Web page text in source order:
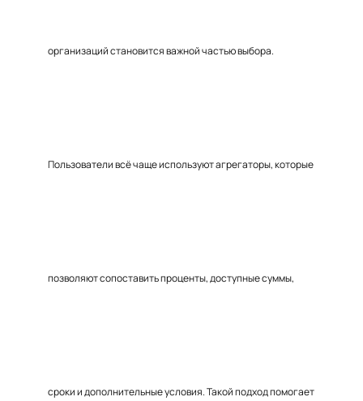
организаций становится важной частью выбора.
Пользователи всё чаще используют агрегаторы, которые
позволяют сопоставить проценты, доступные суммы,
сроки и дополнительные условия. Такой подход помогает